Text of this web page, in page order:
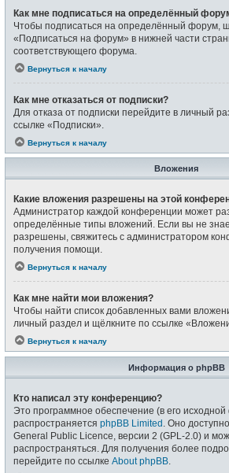
Как мне подписаться на определённый
Чтобы подписаться на определённый форум,
«Подписаться на форум» в нижней части
соответствующего форума.
Вернуться к началу
Как мне отказаться от подписки?
Для отказа от подписки перейдите в личный
ссылке «Подписки».
Вернуться к началу
Вложения
Какие вложения разрешены на этой
Администратор каждой конференции может
определённые типы вложений. Если вы не
разрешены, свяжитесь с администратором
получения помощи.
Вернуться к началу
Как мне найти мои вложения?
Чтобы найти список добавленных вами
личный раздел и щёлкните по ссылке
Вернуться к началу
Информация о phpBB
Кто написал эту конференцию?
Это программное обеспечение (в его
распространяется phpBB Limited . Оно
General Public Licence, версии 2 (GPL-2.0) и
распространяться. Для получения более
перейдите по ссылке About phpBB